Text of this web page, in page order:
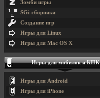
Зомби игры
SGi-сборники
Создание игр
Игры для Linux
Игры для Mac OS X
Игры для мобилок и КПК
Игры для Android
Игры для iPhone